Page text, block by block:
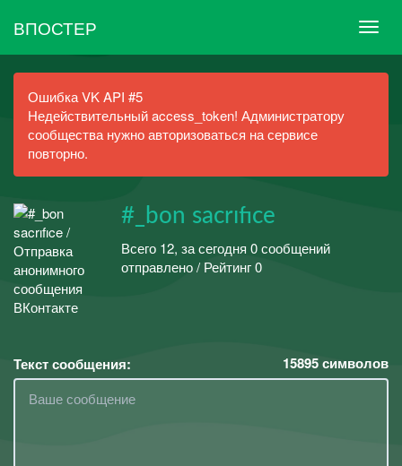
ВПОСТЕР
Ошибка VK API #5
Недействительный access_token! Администратору
сообщества нужно авторизоваться на сервисе
повторно.
#_bon sacrıfıce
Всего 12, за сегодня 0 сообщений
отправлено / Рейтинг 0
Текст сообщения: 15895символов